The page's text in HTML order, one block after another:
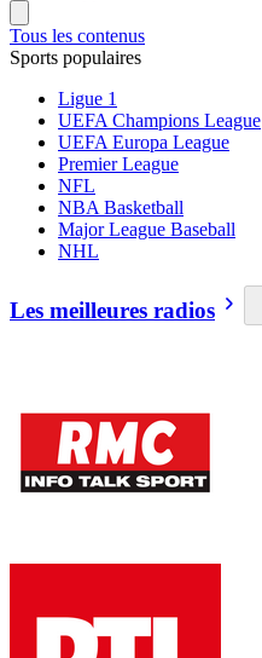
Tous les contenus
Sports populaires
Ligue 1
UEFA Champions League
UEFA Europa League
Premier League
NFL
NBA Basketball
Major League Baseball
NHL
Les meilleures radios